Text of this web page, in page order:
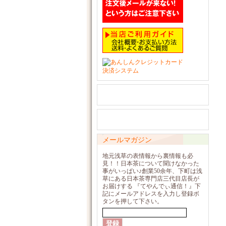
メールマガジン
地元浅草の表情報から裏情報も必
見！！日本茶について聞けなかった
事がいっぱい♪創業50余年、下町は浅
草にある日本茶専門店三代目店長が
お届けする 『てやんでぃ通信！』下
記にメールアドレスを入力し登録ボ
タンを押して下さい。